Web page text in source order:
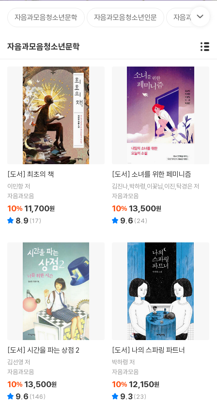
자음과모음청소년문학 자음과모음청소년인문 자음과모음청
자음과모음청소년문학
[도서] 최초의 책
이민항 저
자음과모음
10% 11,700원
8.9 (17)
[도서] 소녀를 위한 페미니즘
김진나,박하령,이꽃님,이진,탁경은 저
자음과모음
10% 13,500원
9.6 (24)
[도서] 시간을 파는 상점 2
김선영 저
자음과모음
10% 13,500원
9.6 (146)
[도서] 나의 스파링 파트너
박하령 저
자음과모음
10% 12,150원
9.3(23)